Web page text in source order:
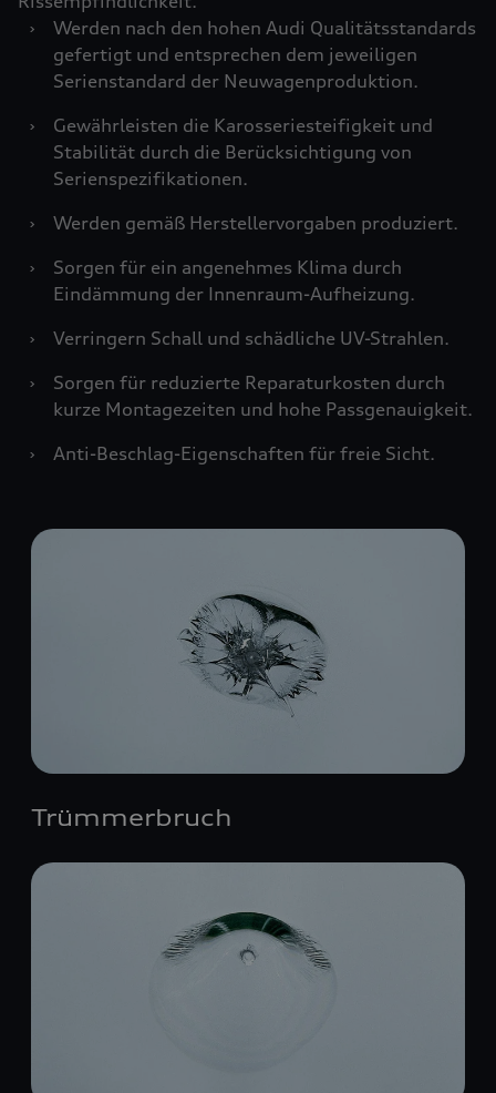
›
Werden nach den hohen Audi Qualitätsstandards
gefertigt und entsprechen dem jeweiligen
Serienstandard der Neuwagenproduktion.
›
Gewährleisten die Karosseriesteifigkeit und
Stabilität durch die Berücksichtigung von
Serienspezifikationen.
›
Werden gemäß Herstellervorgaben produziert.
›
Sorgen für ein angenehmes Klima durch
Eindämmung der Innenraum-Aufheizung.
›
Verringern Schall und schädliche UV-Strahlen.
›
Sorgen für reduzierte Reparaturkosten durch
kurze Montagezeiten und hohe Passgenauigkeit.
›
Anti-Beschlag-Eigenschaften für freie Sicht.
Trümmerbruch